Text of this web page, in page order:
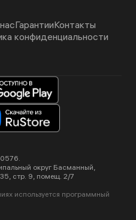
ГарантииКонтакты
конфиденциальности
округ Басманный,
стр. 9, помещ. 2/7
используется программный